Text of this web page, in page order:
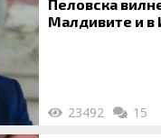
Пеловска
Малдивите и в
23492 15